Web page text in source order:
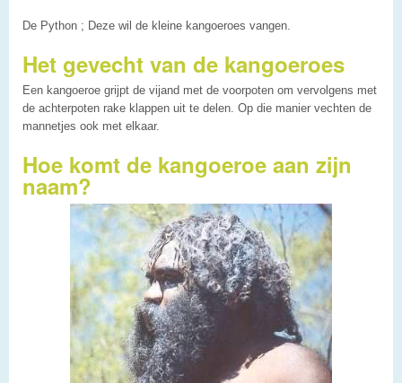
De Python ; Deze wil de kleine kangoeroes vangen.
Het gevecht van de kangoeroes
Een kangoeroe grijpt de vijand met de voorpoten om vervolgens met
de achterpoten rake klappen uit te delen. Op die manier vechten de
mannetjes ook met elkaar.
Hoe komt de kangoeroe aan zijn
naam?